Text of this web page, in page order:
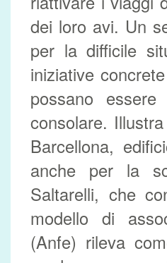
dei loro avi. Un
per la difficile
iniziative
possano
consolare.
Barcellona,
anche per la
Saltarelli, che
modello di
(Anfe) rileva